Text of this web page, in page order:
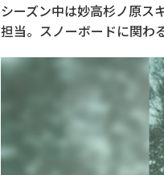
シーズン中は妙高杉ノ原ス
担当。スノーボードに関わ